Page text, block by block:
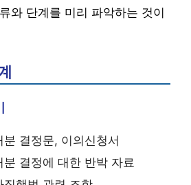
와 단계를 미리 파악하는 것이
결정문, 이의신청서
분 결정에 대한 반박 자료